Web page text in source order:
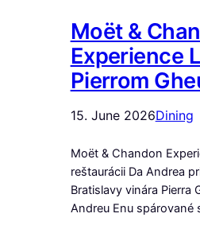
Moët &
Experience
Pierrom
15. June 2026Dining
Moët & Chandon
reštaurácii Da Andrea
Bratislavy vinára Pierra
Andreu Enu spárované